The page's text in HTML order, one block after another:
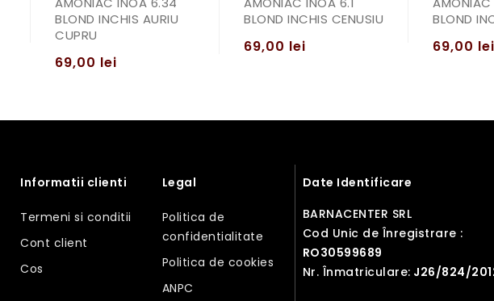
BLOND INCHIS AURIU
CUPRU
69,00 lei
BLOND INCHIS CENUSIU
69,00 lei
BLOND
69,00 lei
Informatii clienti
Termeni si conditii
Cont client
Cos
Legal
Politica de
confidentialitate
Politica de cookies
ANPC
Date Identificare
BARNACENTER SRL
Cod Unic de Înregistrare :
RO30599689
Nr. Înmatriculare: J26/824/